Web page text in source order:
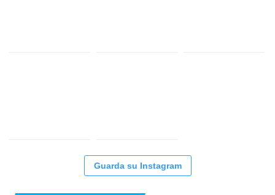
Guarda su Instagram